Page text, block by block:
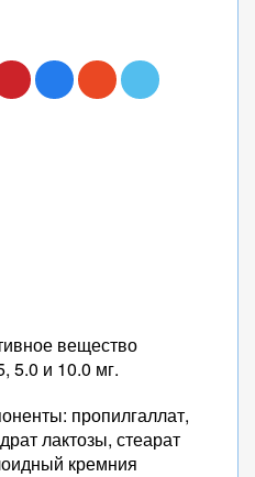
вещество
5.0 и 10.0 мг.
пропилгаллат,
лактозы, стеарат
кремния